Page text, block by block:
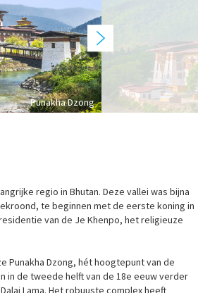
Punakha Dzong
regio in Bhutan. Deze vallei was bijna
te beginnen met de eerste koning in
van de Je Khenpo, het religieuze
Punakha Dzong, hét hoogtepunt van de
in de tweede helft van de 18e eeuw verder
Lama. Het robuuste complex heeft